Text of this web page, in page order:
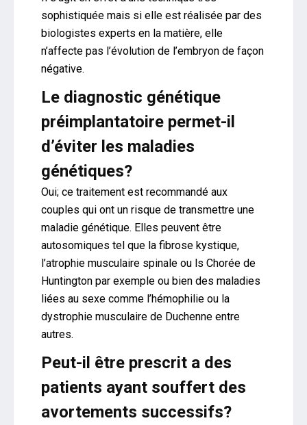
sophistiquée mais si elle est réalisée par des
biologistes experts en la matière, elle
n’affecte pas l’évolution de l’embryon de façon
négative.
Le diagnostic génétique
préimplantatoire permet-il
d’éviter les maladies
génétiques?
Oui; ce traitement est recommandé aux
couples qui ont un risque de transmettre une
maladie génétique. Elles peuvent être
autosomiques tel que la fibrose kystique,
l’atrophie musculaire spinale ou ls Chorée de
Huntington par exemple ou bien des maladies
liées au sexe comme l’hémophilie ou la
dystrophie musculaire de Duchenne entre
autres.
Peut-il être prescrit a des
patients ayant souffert des
avortements successifs?